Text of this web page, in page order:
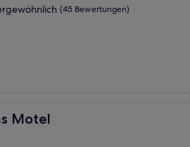
(45 Bewertungen)
Motel